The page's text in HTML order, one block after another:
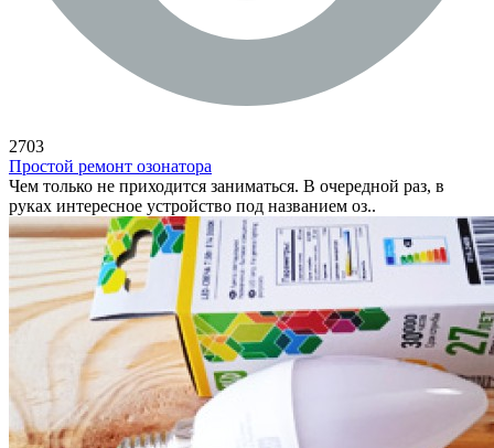
2703
Простой ремонт озонатора
Чем только не приходится заниматься. В очередной раз, в
руках интересное устройство под названием оз..